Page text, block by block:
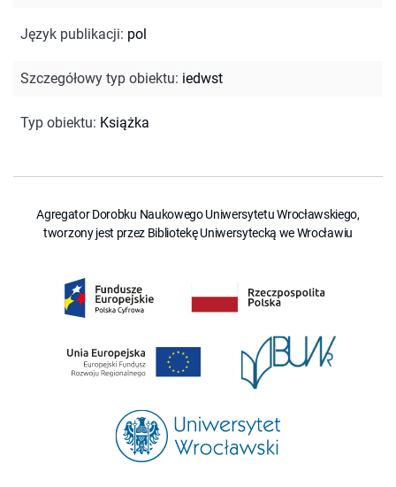
Język publikacji: pol
Szczegółowy typ obiektu: iedwst
Typ obiektu: Książka
Agregator Dorobku Naukowego Uniwersytetu Wrocławskiego,
tworzony jest przez Bibliotekę Uniwersytecką we Wrocławiu